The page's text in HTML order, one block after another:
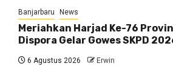
Banjarbaru News
Meriahkan Harjad Ke-76
Dispora Gelar Gowes SKPD
6 Agustus 2026 Erwin